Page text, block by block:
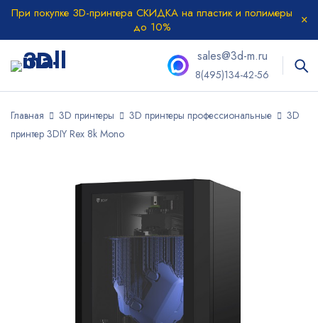
При покупке 3D-принтера СКИДКА на пластик и полимеры
до 10%
sales@3d-m.ru
8(495)134-42-56
Главная 3D принтеры 3D принтеры профессиональные
3D
принтер 3DIY Rex 8k Mono